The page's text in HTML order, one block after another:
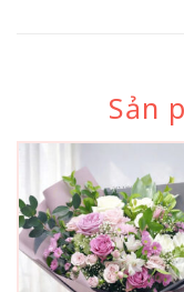
quan và tình cảm
hoa hướng dương
món quà này như
của bạn luôn chân
thương giống như
sáng.
Sản